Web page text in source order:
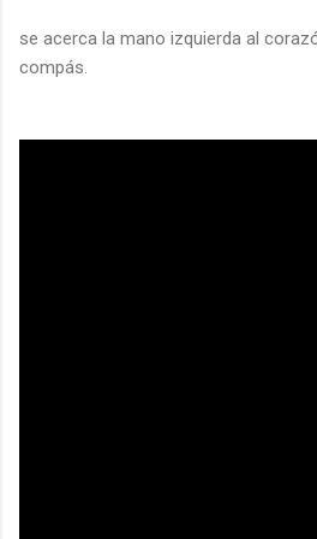
se acerca la mano izquierda al
compás.